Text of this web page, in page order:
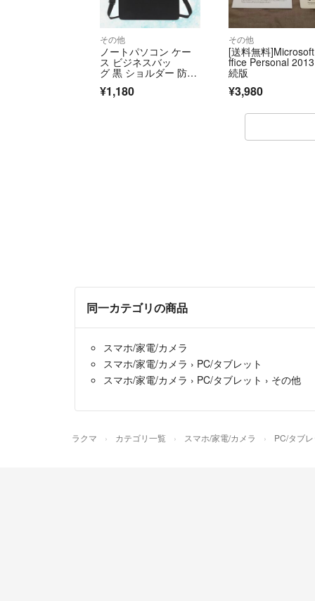
その他
ノートパソコン ケー
ス ビジネスバッ
グ 黒 ショルダー 防
¥1,180
その他
[送料無料
ffice Personal
続版
¥3,980
同一カテゴリの商品
スマホ/家電/カメラ
スマホ/家電/カメラ › PC/タブレット
スマホ/家電/カメラ › PC/タブレット › その他
ラクマ カテゴリ一覧 スマホ/家電/カメラ PC/タブレ